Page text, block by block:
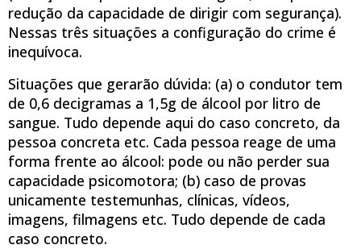
redução da capacidade de dirigir com segurança).
Nessas três situações a configuração do crime é
inequívoca.
Situações que gerarão dúvida: (a) o condutor tem
de 0,6 decigramas a 1,5g de álcool por litro de
sangue. Tudo depende aqui do caso concreto, da
pessoa concreta etc. Cada pessoa reage de uma
forma frente ao álcool: pode ou não perder sua
capacidade psicomotora; (b) caso de provas
unicamente testemunhas, clínicas, vídeos,
imagens, filmagens etc. Tudo depende de cada
caso concreto.